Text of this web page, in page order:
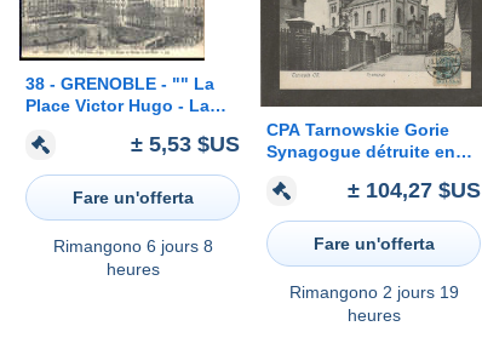
38 - GRENOBLE - "" La
Place Victor Hugo - La
Forts ""
± 5,53 $US
Fare un'offerta
Rimangono 6 jours 8
heures
CPA Tarnowskie Gorie
Synagogue détruite en
± 104,27 $US
Fare un'offerta
Rimangono 2 jours 19
heures